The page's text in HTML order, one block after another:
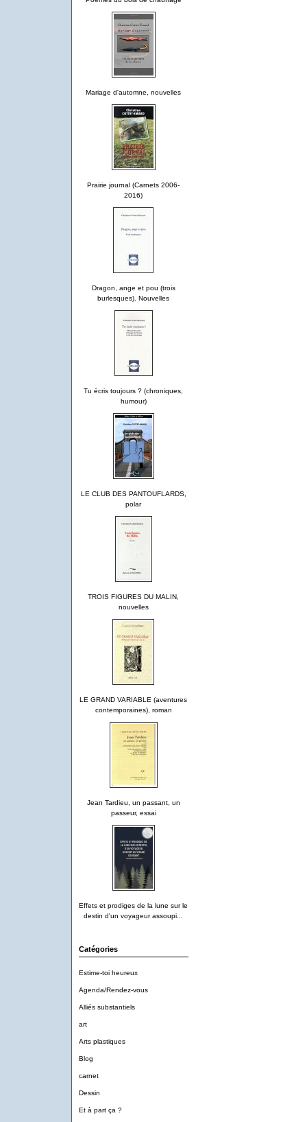
Mariage d'automne, nouvelles
Prairie journal (Carnets 2006-
2016)
Dragon, ange et pou (trois
burlesques). Nouvelles
Tu écris toujours ? (chroniques,
humour)
LE CLUB DES PANTOUFLARDS,
polar
TROIS FIGURES DU MALIN,
nouvelles
LE GRAND VARIABLE (aventures
contemporaines), roman
Jean Tardieu, un passant, un
passeur, essai
Effets et prodiges de la lune sur le
destin d'un voyageur assoupi...
Catégories
Estime-toi heureux
Agenda/Rendez-vous
Alliés substantiels
art
Arts plastiques
Blog
carnet
Dessin
Et à part ça ?